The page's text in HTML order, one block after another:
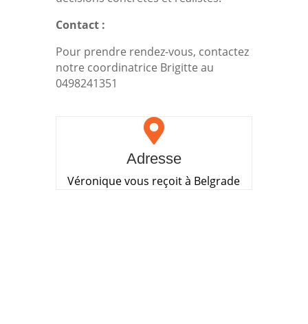
Contact :
Pour prendre rendez-vous, contactez
notre coordinatrice Brigitte au
0498241351

Adresse
Véronique vous reçoit à Belgrade